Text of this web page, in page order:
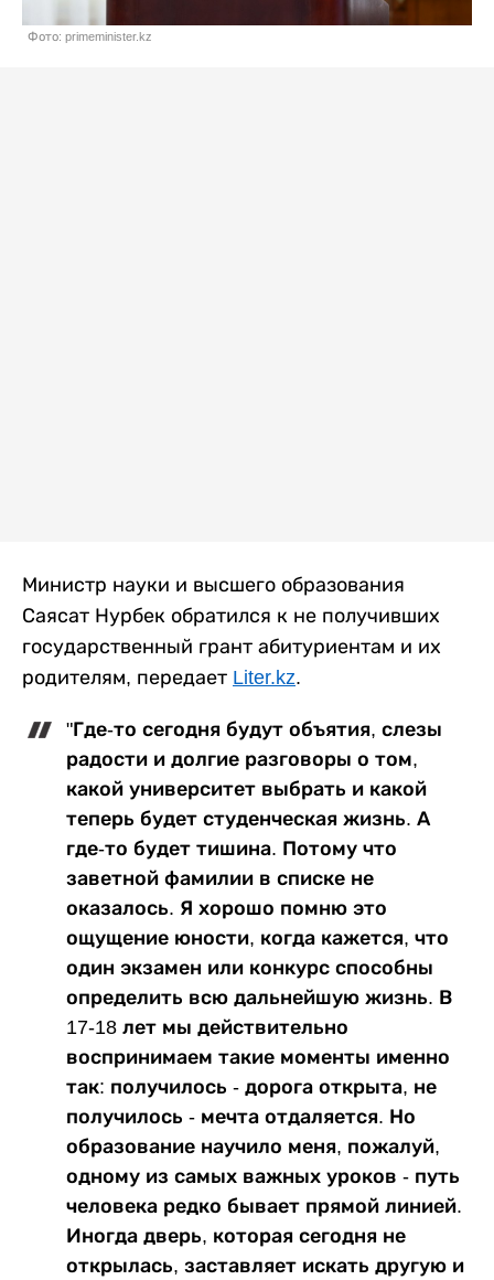
Фото: primeminister.kz
Министр науки и высшего образования
Саясат Нурбек обратился к не получивших
государственный грант абитуриентам и их
родителям, передает Liter.kz.
"Где-то сегодня будут объятия, слезы
радости и долгие разговоры о том,
какой университет выбрать и какой
теперь будет студенческая жизнь. А
где-то будет тишина. Потому что
заветной фамилии в списке не
оказалось. Я хорошо помню это
ощущение юности, когда кажется, что
один экзамен или конкурс способны
определить всю дальнейшую жизнь. В
17-18 лет мы действительно
воспринимаем такие моменты именно
так: получилось - дорога открыта, не
получилось - мечта отдаляется. Но
образование научило меня, пожалуй,
одному из самых важных уроков - путь
человека редко бывает прямой линией.
Иногда дверь, которая сегодня не
открылась, заставляет искать другую и